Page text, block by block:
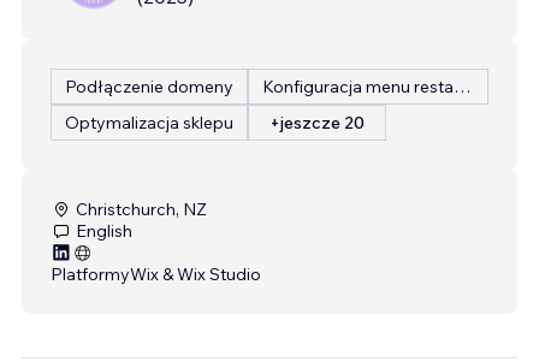
Podłączenie domeny
Konfiguracja menu restauracji
Optymalizacja sklepu
+jeszcze 20
Christchurch, NZ
English
PlatformyWix & Wix Studio